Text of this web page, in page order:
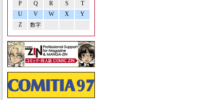
P Q R S
T
U
V W X
Y
Z
数字